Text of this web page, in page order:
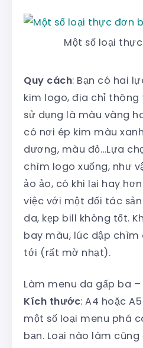
Một số loại
Quy cách: Bạn có hai
kim logo, địa chỉ thông
sử dụng là màu vàng
có nơi ép kim màu
dương, màu đỏ…Lựa
chìm logo xuống, như
ảo ảo, có khi lại hay
việc với một đối tác
da, kẹp bill không tốt.
bay màu, lúc dập chìm
tới (rất mờ nhạt).
Làm menu da gấp ba
Kích thước: A4 hoặc
một số loại menu phá
bạn. Loại nào làm